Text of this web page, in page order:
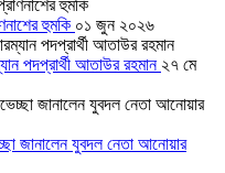
হুমকি ০১ জুন ২০২৬
পদপ্রার্থী আতাউর রহমান ২৭ মে
জানালেন যুবদল নেতা আনোয়ার